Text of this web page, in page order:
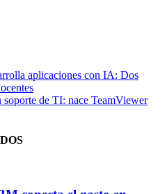
aplicaciones con IA: Dos
soporte de TI: nace TeamViewer